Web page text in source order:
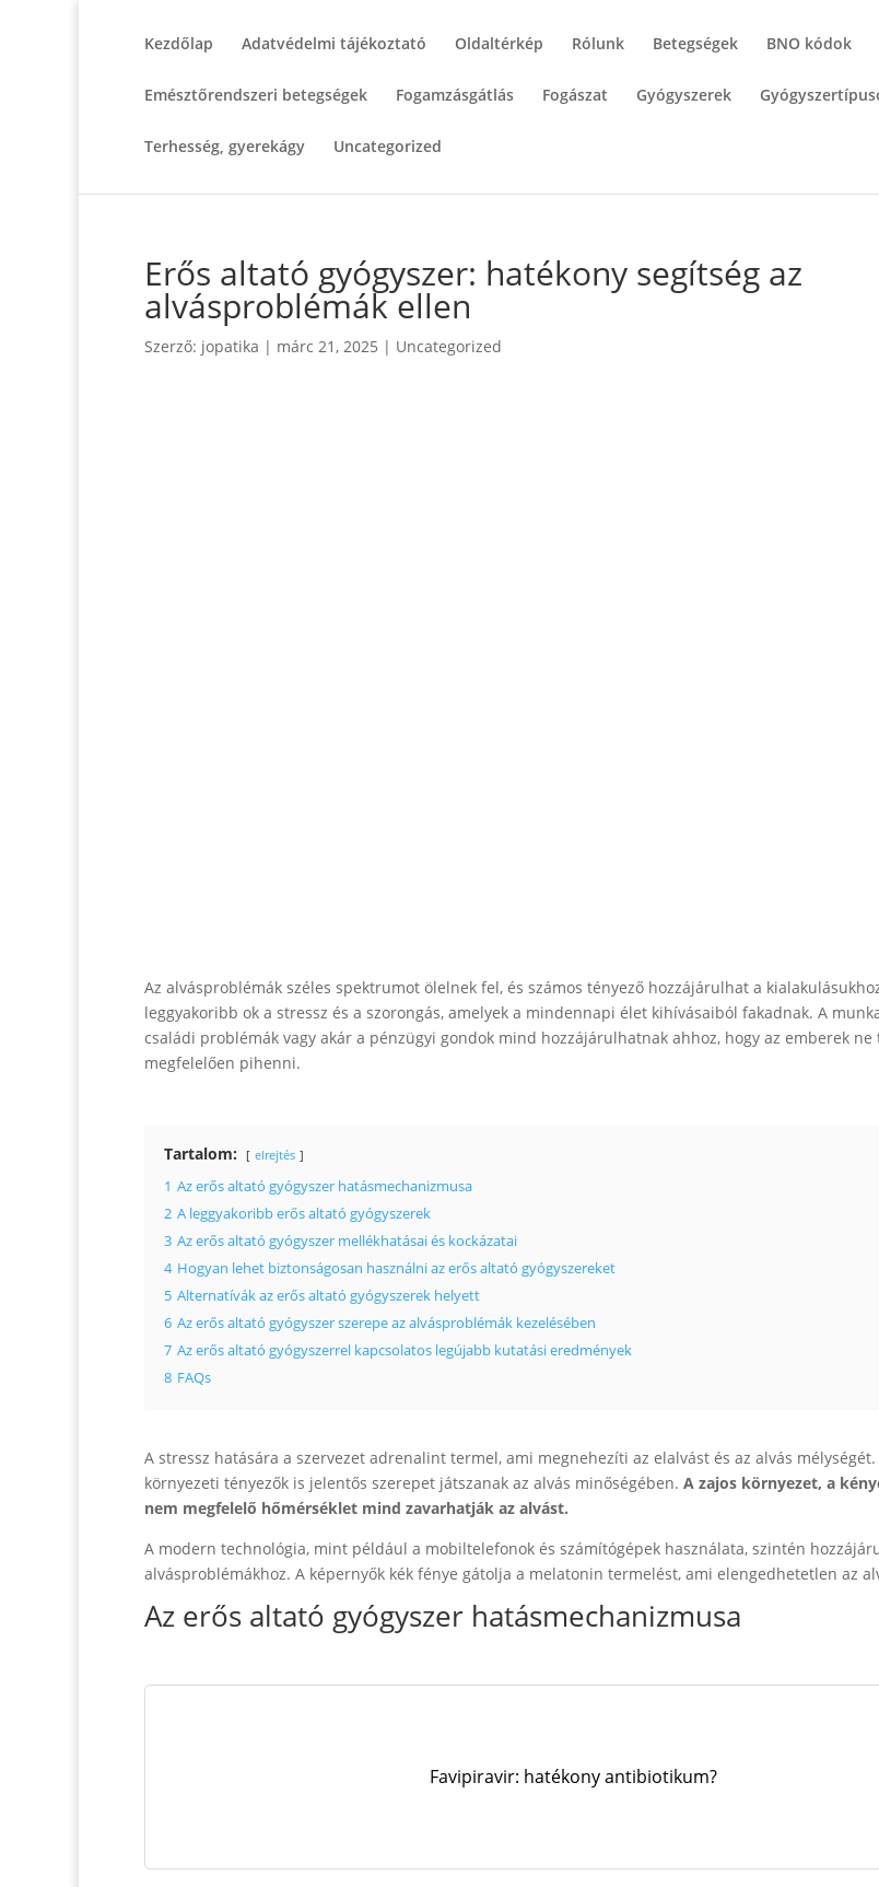
Kezdőlap Adatvédelmi tájékoztató Oldaltérkép Rólunk Betegségek BNO kódok
Emésztőrendszeri betegségek Fogamzásgátlás Fogászat Gyógyszerek
Terhesség, gyerekágy Uncategorized
Erős altató gyógyszer: hatékony segítség az
alvásproblémák ellen
Szerző: jopatika | márc 21, 2025 | Uncategorized
Az alvásproblémák széles spektrumot ölelnek fel, és számos tényező hozzájárulhat a
leggyakoribb ok a stressz és a szorongás, amelyek a mindennapi élet kihívásaiból fakadnak. A
családi problémák vagy akár a pénzügyi gondok mind hozzájárulhatnak ahhoz, hogy az emberek
megfelelően pihenni.
Tartalom: elrejtés
1 Az erős altató gyógyszer hatásmechanizmusa
2 A leggyakoribb erős altató gyógyszerek
3 Az erős altató gyógyszer mellékhatásai és kockázatai
4 Hogyan lehet biztonságosan használni az erős altató gyógyszereket
5 Alternatívák az erős altató gyógyszerek helyett
6 Az erős altató gyógyszer szerepe az alvásproblémák kezelésében
7 Az erős altató gyógyszerrel kapcsolatos legújabb kutatási eredmények
8 FAQs
A stressz hatására a szervezet adrenalint termel, ami megnehezíti az elalvást és az alvás mélységét.
környezeti tényezők is jelentős szerepet játszanak az alvás minőségében. A zajos környezet, a
nem megfelelő hőmérséklet mind zavarhatják az alvást.
A modern technológia, mint például a mobiltelefonok és számítógépek használata, szintén
alvásproblémákhoz. A képernyők kék fénye gátolja a melatonin termelést, ami elengedhetetlen az
Az erős altató gyógyszer hatásmechanizmusa
Favipiravir: hatékony antibiotikum?